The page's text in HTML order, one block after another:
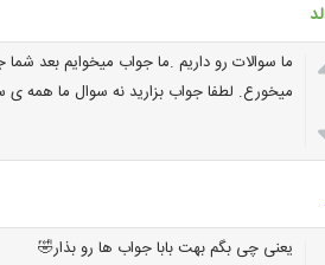
ما سوالات رو داریم .ما جواب میخوایم بعد
میخورع. لطفا جواب بزارید نه سوال ما همه ی
یعنی چی بگم بهت بابا جواب ها رو بذار🤣